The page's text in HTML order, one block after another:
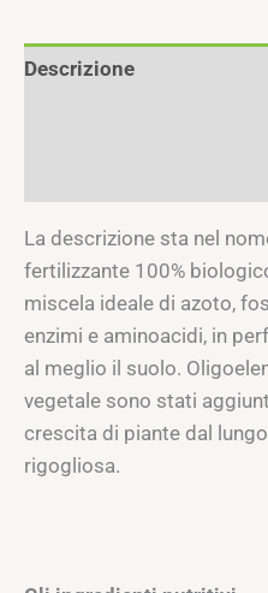
Descrizione
La descrizione sta nel
fertilizzante 100%
miscela ideale di azoto,
enzimi e aminoacidi, in
al meglio il suolo.
vegetale sono stati
crescita di piante dal
rigogliosa.